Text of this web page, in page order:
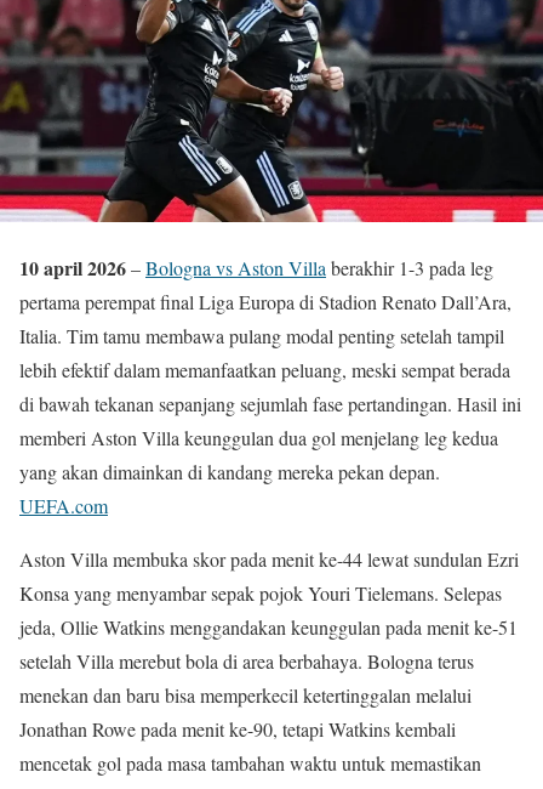
10 april 2026–Bologna vs Aston Villa berakhir 1-3 pada leg
pertama perempat final Liga Europa di Stadion Renato Dall’Ara,
Italia. Tim tamu membawa pulang modal penting setelah tampil
lebih efektif dalam memanfaatkan peluang, meski sempat berada
di bawah tekanan sepanjang sejumlah fase pertandingan. Hasil ini
memberi Aston Villa keunggulan dua gol menjelang leg kedua
yang akan dimainkan di kandang mereka pekan depan.
UEFA.com
Aston Villa membuka skor pada menit ke-44 lewat sundulan Ezri
Konsa yang menyambar sepak pojok Youri Tielemans. Selepas
jeda, Ollie Watkins menggandakan keunggulan pada menit ke-51
setelah Villa merebut bola di area berbahaya. Bologna terus
menekan dan baru bisa memperkecil ketertinggalan melalui
Jonathan Rowe pada menit ke-90, tetapi Watkins kembali
mencetak gol pada masa tambahan waktu untuk memastikan